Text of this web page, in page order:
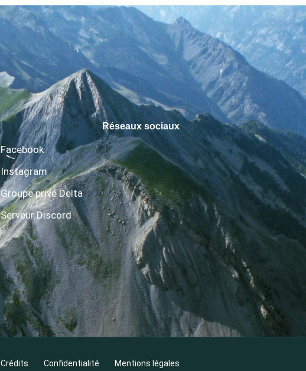
Réseaux sociaux
Facebook
Instagram
Groupe privé Delta
Serveur Discord
Crédits Confidentialité Mentions légales